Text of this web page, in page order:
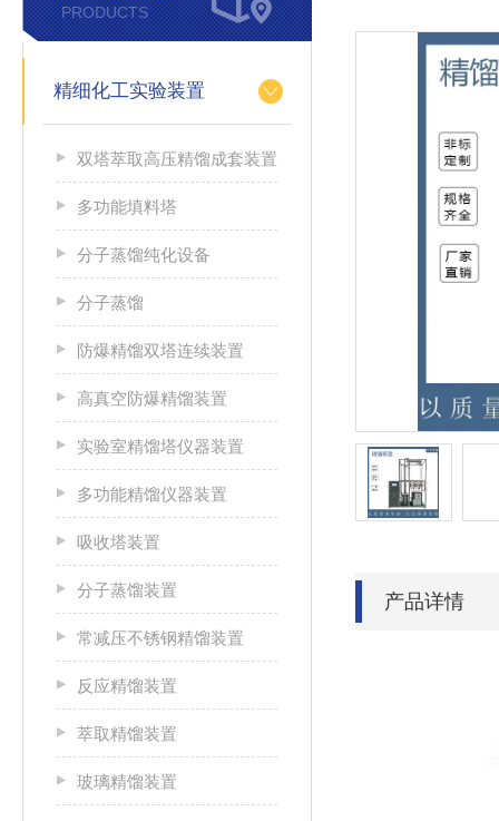
PRODUCTS
精细化工实验装置
双塔萃取高压精馏成套装置
多功能填料塔
分子蒸馏纯化设备
分子蒸馏
防爆精馏双塔连续装置
高真空防爆精馏装置
实验室精馏塔仪器装置
多功能精馏仪器装置
吸收塔装置
分子蒸馏装置
常减压不锈钢精馏装置
反应精馏装置
萃取精馏装置
玻璃精馏装置
产品详情